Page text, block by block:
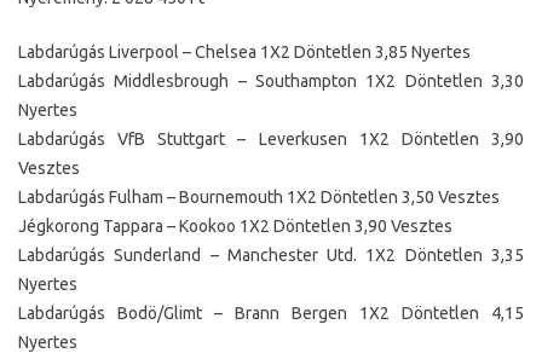
Labdarúgás Liverpool – Chelsea 1X2 Döntetlen 3,85 Nyertes
Labdarúgás Middlesbrough – Southampton 1X2 Döntetlen 3,30
Nyertes
Labdarúgás VfB Stuttgart – Leverkusen 1X2 Döntetlen 3,90
Vesztes
Labdarúgás Fulham – Bournemouth 1X2 Döntetlen 3,50 Vesztes
Jégkorong Tappara – Kookoo 1X2 Döntetlen 3,90 Vesztes
Labdarúgás Sunderland – Manchester Utd. 1X2 Döntetlen 3,35
Nyertes
Labdarúgás Bodö/Glimt – Brann Bergen 1X2 Döntetlen 4,15
Nyertes